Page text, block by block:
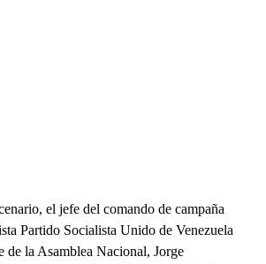
el jefe del comando de campaña
Partido Socialista Unido de Venezuela
de la Asamblea Nacional, Jorge